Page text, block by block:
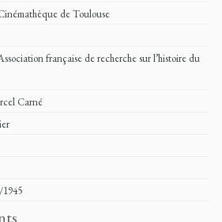
de Toulouse
française de recherche sur l’histoire du
Carné